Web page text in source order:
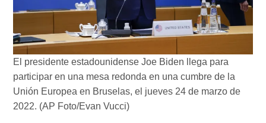
El presidente estadounidense Joe Biden llega para
participar en una mesa redonda en una cumbre de la
Unión Europea en Bruselas, el jueves 24 de marzo de
2022. (AP Foto/Evan Vucci)